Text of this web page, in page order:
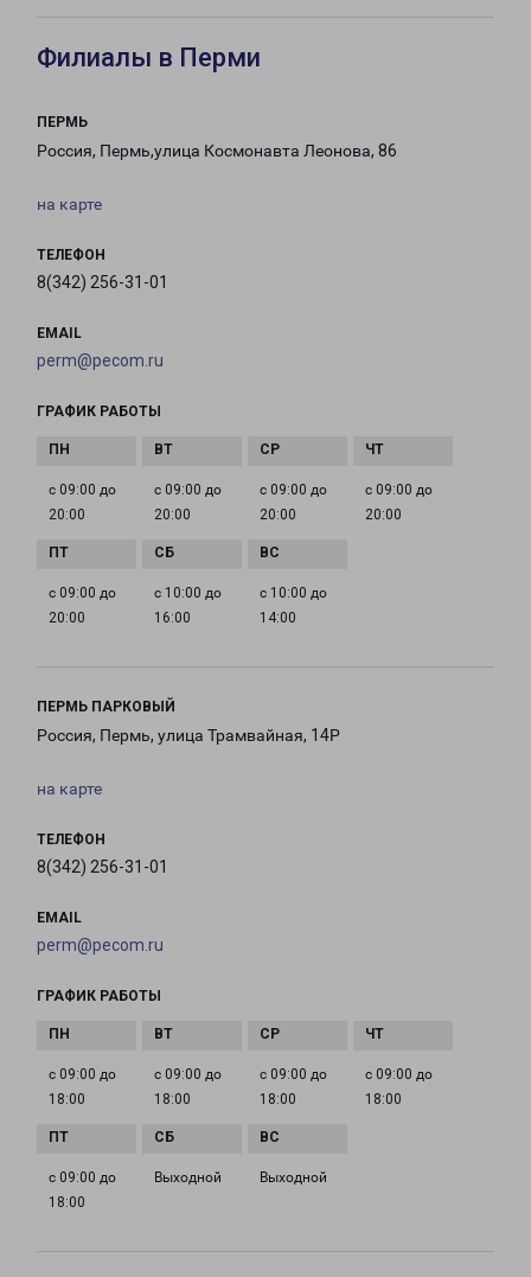
Филиалы в Перми
ПЕРМЬ
Россия, Пермь,улица Космонавта Леонова, 86
на карте
ТЕЛЕФОН
8(342) 256-31-01
EMAIL
perm@pecom.ru
ГРАФИК РАБОТЫ
с 09:00 до
20:00
с 09:00 до
20:00
с 09:00 до
20:00
с 09:00 до
20:00
с 09:00 до
20:00
с 10:00 до
16:00
с 10:00 до
14:00
ПЕРМЬ ПАРКОВЫЙ
Россия, Пермь, улица Трамвайная, 14Р
на карте
ТЕЛЕФОН
8(342) 256-31-01
EMAIL
perm@pecom.ru
ГРАФИК РАБОТЫ
с 09:00 до
18:00
с 09:00 до
18:00
с 09:00 до
18:00
с 09:00 до
18:00
с 09:00 до
18:00
Выходной Выходной